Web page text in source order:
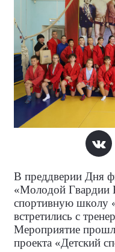
В преддверии Дня
«Молодой Гвардии
спортивную школу
встретились с
Мероприятие
проекта «Детский